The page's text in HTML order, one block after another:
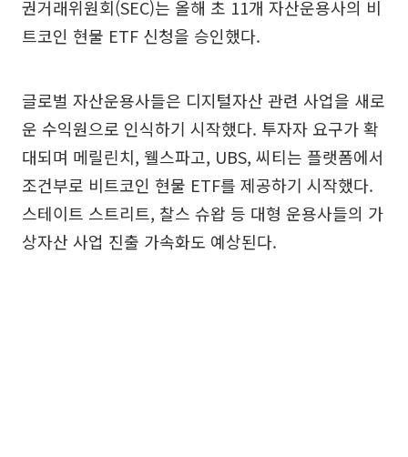
권거래위원회(SEC)는 올해 초 11개 자산운용사의 비
트코인 현물 ETF 신청을 승인했다.
글로벌 자산운용사들은 디지털자산 관련 사업을 새로
운 수익원으로 인식하기 시작했다. 투자자 요구가 확
대되며 메릴린치, 웰스파고, UBS, 씨티는 플랫폼에서
조건부로 비트코인 현물 ETF를 제공하기 시작했다.
스테이트 스트리트, 찰스 슈왑 등 대형 운용사들의 가
상자산 사업 진출 가속화도 예상된다.